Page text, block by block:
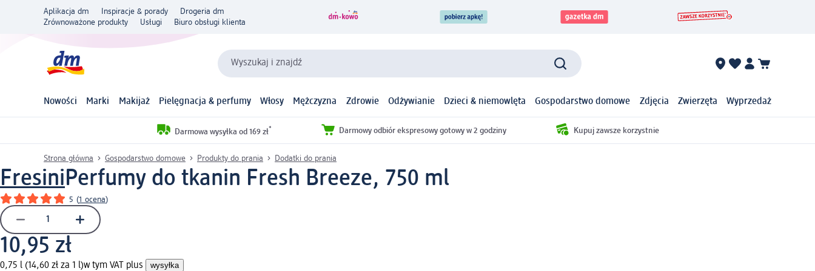
Aplikacja dm Inspiracje & porady
Drogeria dm
Zrównoważone produkty
Usługi Biuro obsługi klienta
Wyszukaj i znajdź
Nowości Marki Makijaż Pielęgnacja & perfumy Włosy Mężczyzna Zdrowie Odżywianie Dzieci & niemowlęta Gospodarstwo domowe Zdjęcia Zwierzęta Wyprzedaż
Darmowa wysyłka od 169 zł* Darmowy odbiór ekspresowy gotowy w 2 godziny Kupuj zawsze korzystnie
Strona główna Gospodarstwo domowe Produkty do prania Dodatki do prania
FresiniPerfumy do tkanin Fresh Breeze, 750 ml
5 (1 ocena)
10,95 zł
0,75 l (14,60 zł za 1 l)w tym VAT plus wysyłka